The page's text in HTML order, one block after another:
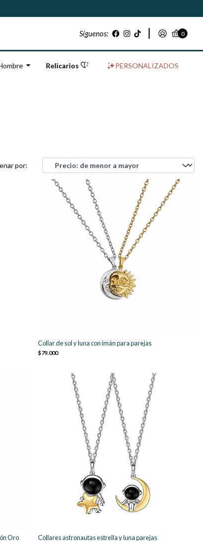
Síguenos: 0
Relicarios PERSONALIZADOS
por:
Collar de sol y luna con imán para parejas
$79.000
Oro
Collares astronautas estrella y luna parejas